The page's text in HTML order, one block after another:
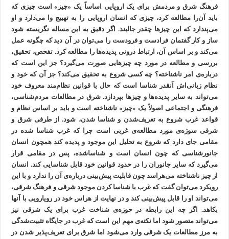
فرهنگ شرق و مردمش برای یک اروپایی اساساً یک «چیز» است چیزی که
باید آن‌را مطالعه کرد، چیزی که انسان اروپایی را به تهییج وا می‌دارد و او
می‌پندارد که این چیزها چقدر جالبند. اگر دقیق به این مساله نگریسته‌ شود
ساز و کار گفتمان فرادست و فرودست را می‌توان در آن دید که چگونه عمل
می‌کند و بر اساس آن، ارتباط درونی پدیده‌ها را مطالعه کرد. تفحص، تحقیق،
بررسی و مطالعه در مورد چه چیزهایی صورت می‌گیرد؟ جز این است که
درباره‌ی امر ناشناخته؟ چه کسی شروع به تحقیق می‌کند؟ جز آن که خود و
نظام زبانی‌اش آنقدر شناسا است که حال با قوانین نظام‌مند معروف خود
می‌تواند به سایر پدیده‌ها و چیزها بپردازد. شرق در مطالعات مردم‌شناسی،
فرهنگی و اجتماعی اصولاً یک «چیز» ناشناخته است و باید بر اساس نظام و
قواعد غرب شروع به تعریف‌شدن و شناسا شدن، شود. از طرفی شرق و
شرقی سوژه‌ی مورد مطالعه‌ی غربی است چرا که غرب شناسا شده در
مقامی جای دارد که شروع به تحلیل این موجود و پدیده کند همچون انسان
جانورشناسی که چون انسان است و شناساشده، پس در مقامی قرار
می‌گیرد که سایر جانوران را در حدود قوانین خود قابل شناسایی کند. انسان
از چیز ناشناخته می‌هراسد چون قابلیت پیش‌بینی درباره‌ی آن را ندارد و با این
رویکرد می‌توان گفت که غرب با شناسا کردن موجود شرقی و فرهنگ شرقی،
می‌تواند او را قابل پیش‌بینی کند و در نهایت از هراس خود در رویارویی با آنها
بکاهد. اگر چه این رابطه در حوزه‌ی شناخت غرب برای یک شرقی نیز
می‌تواند متصور شود اما نکته‌ی مهم این است که غرب در جایگاه تثبیت‌شدگی
به مرز مطالعات یک شرقی وارد می‌شود اما شرق برای تعریف‌پذیر شدن در